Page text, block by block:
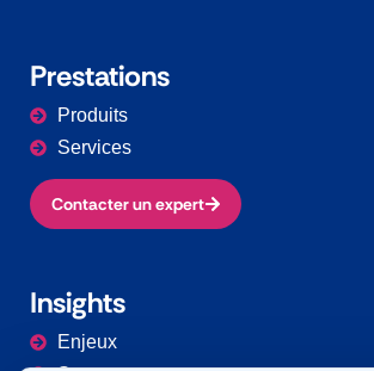
Prestations​
Produits
Services
Contacter un expert
Insights
Enjeux